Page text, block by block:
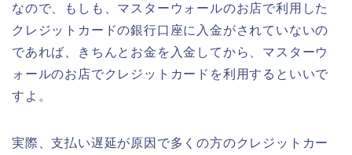
なので、もしも、マスターウォールのお店で利用した
クレジットカードの銀行口座に入金がされていないの
であれば、きちんとお金を入金してから、マスターウ
ォールのお店でクレジットカードを利用するといいで
すよ。
実際、支払い遅延が原因で多くの方のクレジットカー